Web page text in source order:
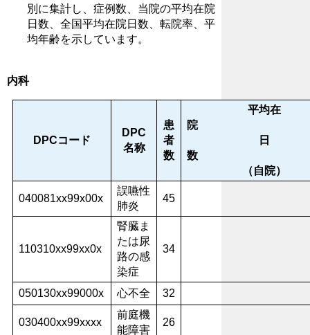
別に集計し、症例数、当院の平均在院
日数、全国平均在院日数、転院率、平
均年齢を示しています。
内科
DPCコード
DPC
名称
患
者
数
平均在
日
（自院）
040081xx99x00x
誤嚥性
肺炎
45
110310xx99xx0x
腎臓ま
たは尿
路の感
染症
34
050130xx99000x 心不全 32
030400xx99xxxx
前庭機
能障害
26